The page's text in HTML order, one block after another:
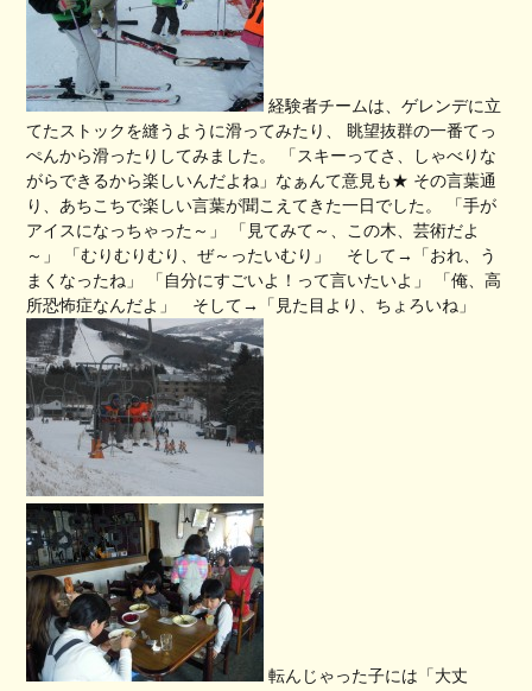
経験者チームは、ゲレンデに立
てたストックを縫うように滑ってみたり、 眺望抜群の一番てっ
ぺんから滑ったりしてみました。 「スキーってさ、しゃべりな
がらできるから楽しいんだよね」なぁんて意見も★ その言葉通
り、あちこちで楽しい言葉が聞こえてきた一日でした。 「手が
アイスになっちゃった～」 「見てみて～、この木、芸術だよ
～」 「むりむりむり、ぜ～ったいむり」 そして→「おれ、う
まくなったね」 「自分にすごいよ！って言いたいよ」 「俺、高
所恐怖症なんだよ」 そして→「見た目より、ちょろいね」
転んじゃった子には「大丈